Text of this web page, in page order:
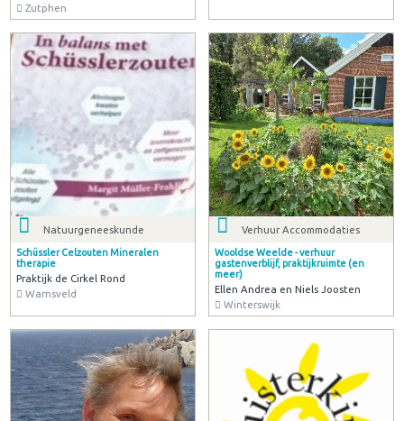
Zutphen
Natuurgeneeskunde
Schüssler Celzouten Mineralen
therapie
Praktijk de Cirkel Rond
Warnsveld
Verhuur Accommodaties
Wooldse Weelde - verhuur
gastenverblijf, praktijkruimte (en
meer)
Ellen Andrea en Niels Joosten
Winterswijk